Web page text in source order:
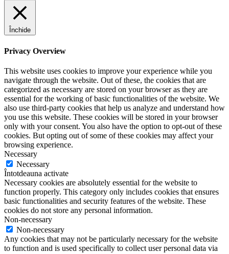
Închide
Privacy Overview
This website uses cookies to improve your experience while you
navigate through the website. Out of these, the cookies that are
categorized as necessary are stored on your browser as they are
essential for the working of basic functionalities of the website. We
also use third-party cookies that help us analyze and understand how
you use this website. These cookies will be stored in your browser
only with your consent. You also have the option to opt-out of these
cookies. But opting out of some of these cookies may affect your
browsing experience.
Necessary
Necessary
Întotdeauna activate
Necessary cookies are absolutely essential for the website to
function properly. This category only includes cookies that ensures
basic functionalities and security features of the website. These
cookies do not store any personal information.
Non-necessary
Non-necessary
Any cookies that may not be particularly necessary for the website
to function and is used specifically to collect user personal data via